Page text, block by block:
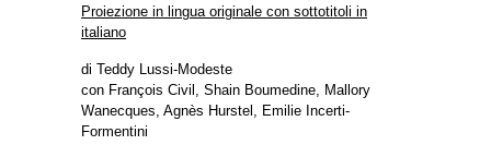
Proiezione in lingua originale con sottotitoli in
italiano
di Teddy Lussi-Modeste
con François Civil, Shain Boumedine, Mallory
Wanecques, Agnès Hurstel, Emilie Incerti-
Formentini